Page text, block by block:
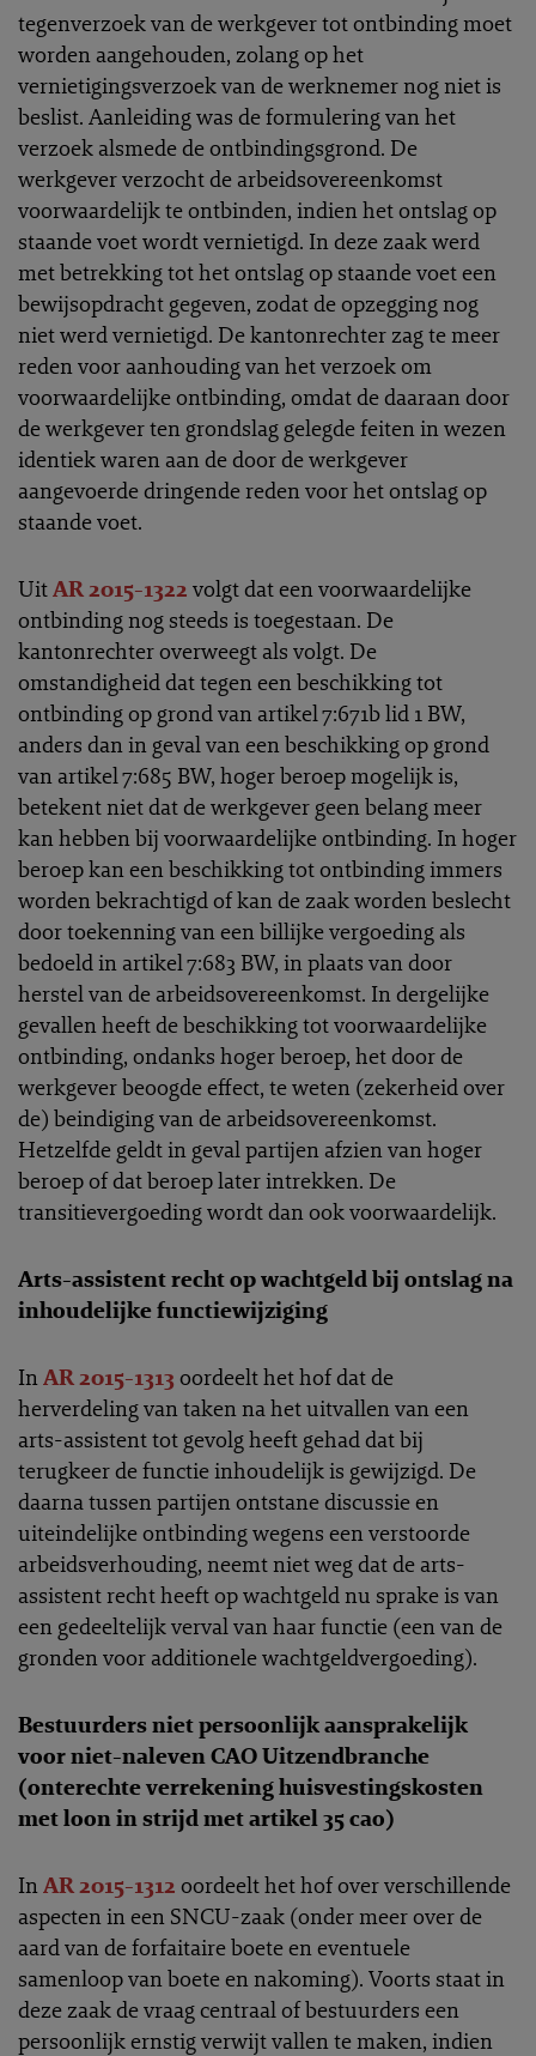
tegenverzoek van de werkgever tot ontbinding moet
worden aangehouden, zolang op het
vernietigingsverzoek van de werknemer nog niet is
beslist. Aanleiding was de formulering van het
verzoek alsmede de ontbindingsgrond. De
werkgever verzocht de arbeidsovereenkomst
voorwaardelijk te ontbinden, indien het ontslag op
staande voet wordt vernietigd. In deze zaak werd
met betrekking tot het ontslag op staande voet een
bewijsopdracht gegeven, zodat de opzegging nog
niet werd vernietigd. De kantonrechter zag te meer
reden voor aanhouding van het verzoek om
voorwaardelijke ontbinding, omdat de daaraan door
de werkgever ten grondslag gelegde feiten in wezen
identiek waren aan de door de werkgever
aangevoerde dringende reden voor het ontslag op
staande voet.
UitAR 2015-1322 volgt dat een voorwaardelijke
ontbinding nog steeds is toegestaan. De
kantonrechter overweegt als volgt. De
omstandigheid dat tegen een beschikking tot
ontbinding op grond van artikel 7:671b lid 1 BW,
anders dan in geval van een beschikking op grond
van artikel 7:685 BW, hoger beroep mogelijk is,
betekent niet dat de werkgever geen belang meer
kan hebben bij voorwaardelijke ontbinding. In hoger
beroep kan een beschikking tot ontbinding immers
worden bekrachtigd of kan de zaak worden beslecht
door toekenning van een billijke vergoeding als
bedoeld in artikel 7:683 BW, in plaats van door
herstel van de arbeidsovereenkomst. In dergelijke
gevallen heeft de beschikking tot voorwaardelijke
ontbinding, ondanks hoger beroep, het door de
werkgever beoogde effect, te weten (zekerheid over
de) beindiging van de arbeidsovereenkomst.
Hetzelfde geldt in geval partijen afzien van hoger
beroep of dat beroep later intrekken. De
transitievergoeding wordt dan ook voorwaardelijk.
Arts-assistent recht op wachtgeld bij ontslag na
inhoudelijke functiewijziging
InAR 2015-1313 oordeelt het hof dat de
herverdeling van taken na het uitvallen van een
arts-assistent tot gevolg heeft gehad dat bij
terugkeer de functie inhoudelijk is gewijzigd. De
daarna tussen partijen ontstane discussie en
uiteindelijke ontbinding wegens een verstoorde
arbeidsverhouding, neemt niet weg dat de arts-
assistent recht heeft op wachtgeld nu sprake is van
een gedeeltelijk verval van haar functie (een van de
gronden voor additionele wachtgeldvergoeding).
Bestuurders niet persoonlijk aansprakelijk
voor niet-naleven CAO Uitzendbranche
(onterechte verrekening huisvestingskosten
met loon in strijd met artikel 35 cao)
InAR 2015-1312 oordeelt het hof over verschillende
aspecten in een SNCU-zaak (onder meer over de
aard van de forfaitaire boete en eventuele
samenloop van boete en nakoming). Voorts staat in
deze zaak de vraag centraal of bestuurders een
persoonlijk ernstig verwijt vallen te maken, indien